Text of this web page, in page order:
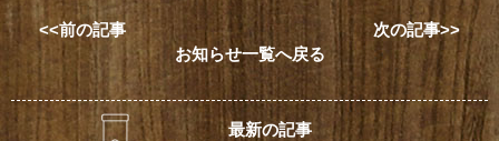
次の記事>>
<<前の記事
お知らせ一覧へ戻る
最新の記事